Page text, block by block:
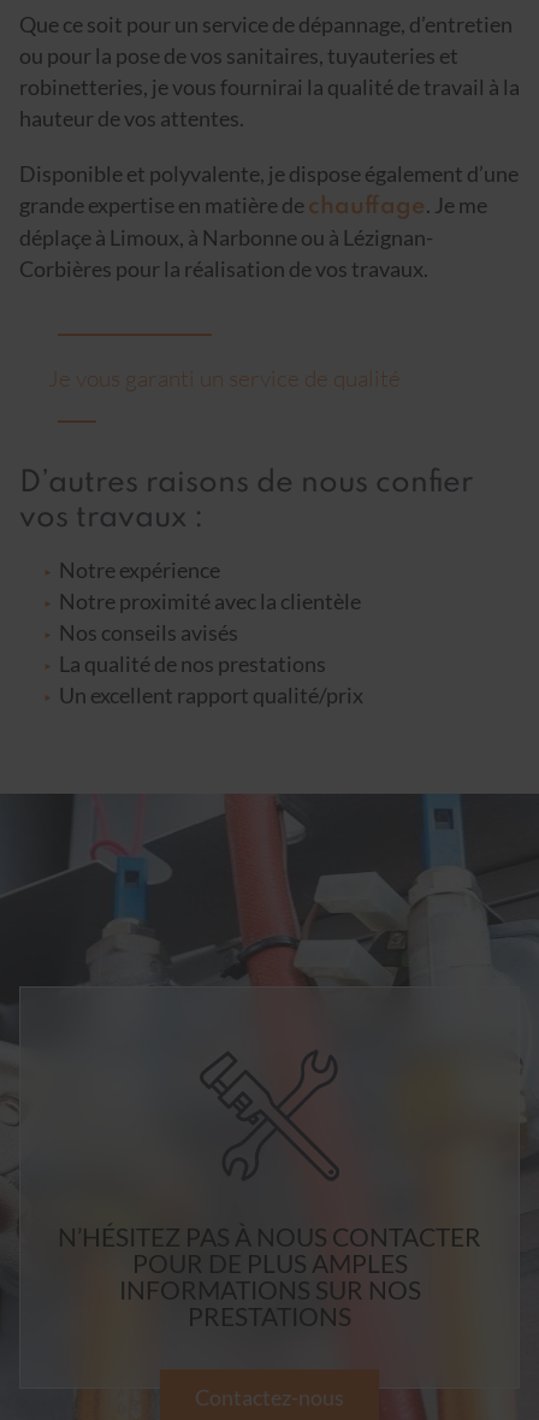
Que ce soit pour un service de dépannage, d’entretien
ou pour la pose de vos sanitaires, tuyauteries et
robinetteries, je vous fournirai la qualité de travail à la
hauteur de vos attentes.
Disponible et polyvalente, je dispose également d’une
grande expertise en matière de chauffage. Je me
déplaçe à Limoux, à Narbonne ou à Lézignan-
Corbières pour la réalisation de vos travaux.
Je vous garanti un service de qualité
D’autres raisons de nous confier
vos travaux :
Notre expérience
Notre proximité avec la clientèle
Nos conseils avisés
La qualité de nos prestations
Un excellent rapport qualité/prix
N’HÉSITEZ PAS À NOUS CONTACTER
POUR DE PLUS AMPLES
INFORMATIONS SUR NOS
PRESTATIONS
Contactez-nous